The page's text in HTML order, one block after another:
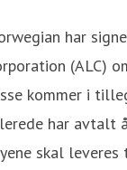
har
(ALC)
kommer i
har avtalt
skal